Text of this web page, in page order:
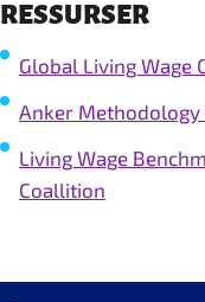
RESSURSER
Global Living Wage
Anker
Living Wage
Coallition